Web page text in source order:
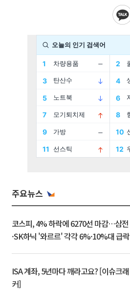
주요뉴스
코스피, 4% 하락에 6270선 마감…삼전
·SK하닉 '와르르' 각각 6%·10%대 급락
ISA 계좌, 5년마다 깨라고요? [이슈크래
커]